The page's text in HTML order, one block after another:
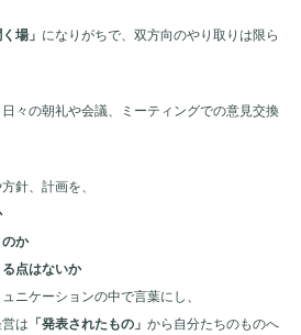
く場」 になりがちで、双方向のやり取りは限ら
々の朝礼や会議、ミーティングでの意見交換
針、計画を、
のか
る点はないか
ニケーションの中で言葉にし、
は 「発表されたもの」 から自分たちのものへ